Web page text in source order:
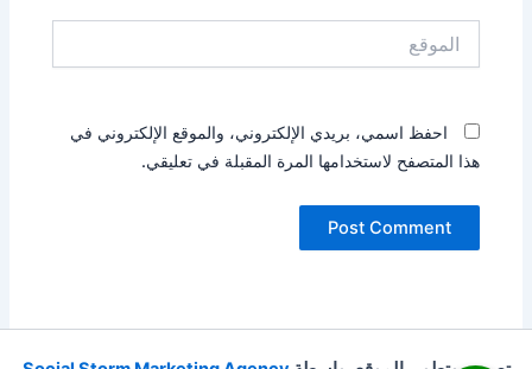
احفظ اسمي، بريدي الإلكتروني، والموقع الإلكتروني في
هذا المتصفح لاستخدامها المرة المقبلة في تعليقي.